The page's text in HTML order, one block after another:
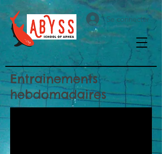
Se connecter
Entrainements
hebdomadaires